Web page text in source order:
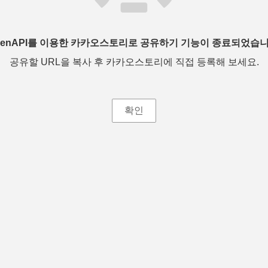
를 이용한 카카오스토리로 공유하기 기능이 종료되었습
공유할 URL을 복사 후 카카오스토리에 직접 등록해 보세요.
확인